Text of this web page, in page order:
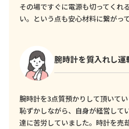
その場ですぐに電源も切ってくれ
い。という点も安心材料に繋がって
腕時計を質入れし運
腕時計を3点質預かりして頂いてい
恥ずかしながら、自身が経営して
達に苦労していました。時計を売